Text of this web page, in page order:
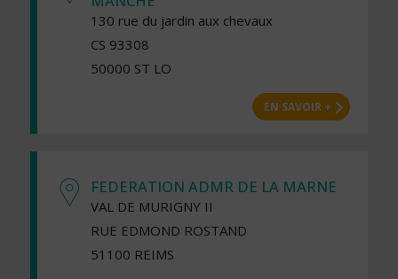
130 rue du jardin aux chevaux
CS 93308
50000 ST LO
EN SAVOIR +
FEDERATION ADMR DE LA MARNE
VAL DE MURIGNY II
RUE EDMOND ROSTAND
51100 REIMS